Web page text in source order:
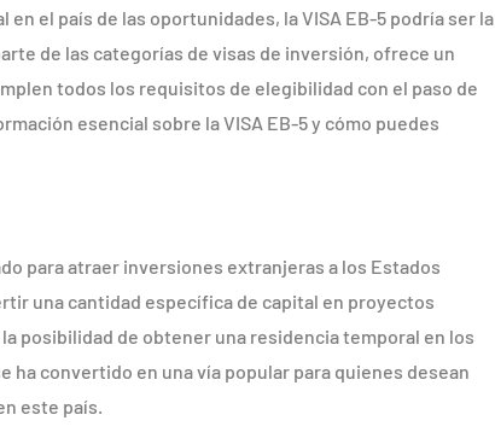
el país de las oportunidades, la VISA EB-5 podría ser la
de las categorías de visas de inversión, ofrece un
todos los requisitos de elegibilidad con el paso de
esencial sobre la VISA EB-5 y cómo puedes
para atraer inversiones extranjeras a los Estados
una cantidad específica de capital en proyectos
posibilidad de obtener una residencia temporal en los
ha convertido en una vía popular para quienes desean
este país.